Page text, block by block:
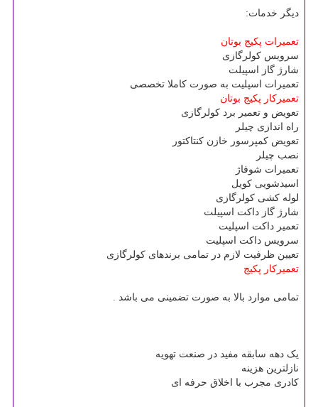
دیگر خدمات:
تعمیرات پکیج بوتان
سرویس کولرگازی
شارژ گاز اسپیلت
تعمیرات اسپلیت به صورت کاملا تخصصی
تعمیرکار پکیج بوتان
تعویض و تعمیر برد کولرگازی
راه اندازی چیلر
تعویض کمپرسور خازن کنتاکتور
نصب چیلر
تعمیرات شوفاژ
اسیدشویی کویل
لوله کشی کولرگازی
شارژ گاز داکت اسپیلت
تعمیر داکت اسپلیت
سرویس داکت اسپلیت
تعیین ظرفیت لازم در تمامی برندهای کولرگازی
تعمیرکار پکیج
تمامی موارد بالا به صورت تضمینی می باشد .
یک دهه سابقه مفید در صنعت تهویه
نازلترین هزینه
کادری مجرب با اخلاق حرفه ای